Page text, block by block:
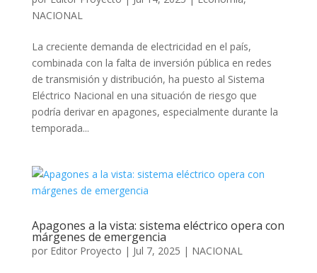
NACIONAL
La creciente demanda de electricidad en el país,
combinada con la falta de inversión pública en redes
de transmisión y distribución, ha puesto al Sistema
Eléctrico Nacional en una situación de riesgo que
podría derivar en apagones, especialmente durante la
temporada...
Apagones a la vista: sistema eléctrico opera con
márgenes de emergencia
por Editor Proyecto | Jul 7, 2025 | NACIONAL